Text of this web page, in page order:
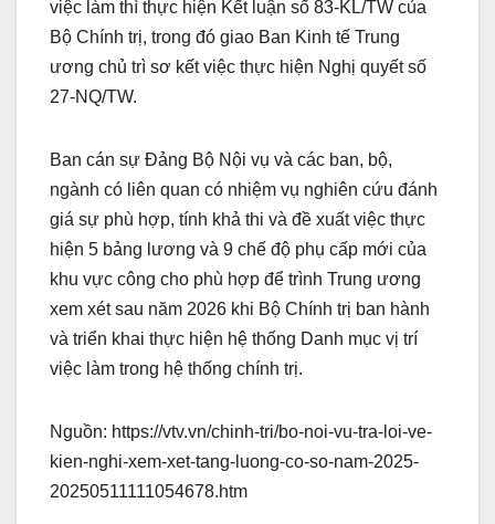
việc làm thì thực hiện Kết luận số 83-KL/TW của
Bộ Chính trị, trong đó giao Ban Kinh tế Trung
ương chủ trì sơ kết việc thực hiện Nghị quyết số
27-NQ/TW.
Ban cán sự Đảng Bộ Nội vụ và các ban, bộ,
ngành có liên quan có nhiệm vụ nghiên cứu đánh
giá sự phù hợp, tính khả thi và đề xuất việc thực
hiện 5 bảng lương và 9 chế độ phụ cấp mới của
khu vực công cho phù hợp để trình Trung ương
xem xét sau năm 2026 khi Bộ Chính trị ban hành
và triển khai thực hiện hệ thống Danh mục vị trí
việc làm trong hệ thống chính trị.
Nguồn: https://vtv.vn/chinh-tri/bo-noi-vu-tra-loi-ve-
kien-nghi-xem-xet-tang-luong-co-so-nam-2025-
20250511111054678.htm